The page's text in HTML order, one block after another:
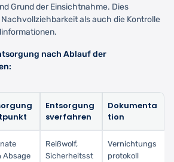
Grund der Einsichtnahme. Dies
als auch die Kontrolle
nach Ablauf der
Entsorgung
sverfahren
Dokumenta
tion
Absage
Reißwolf,
Sicherheitsst
Vernichtungs
protokoll